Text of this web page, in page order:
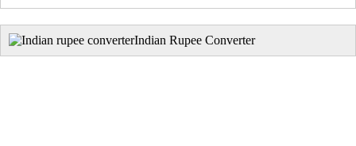
Indian Rupee Converter